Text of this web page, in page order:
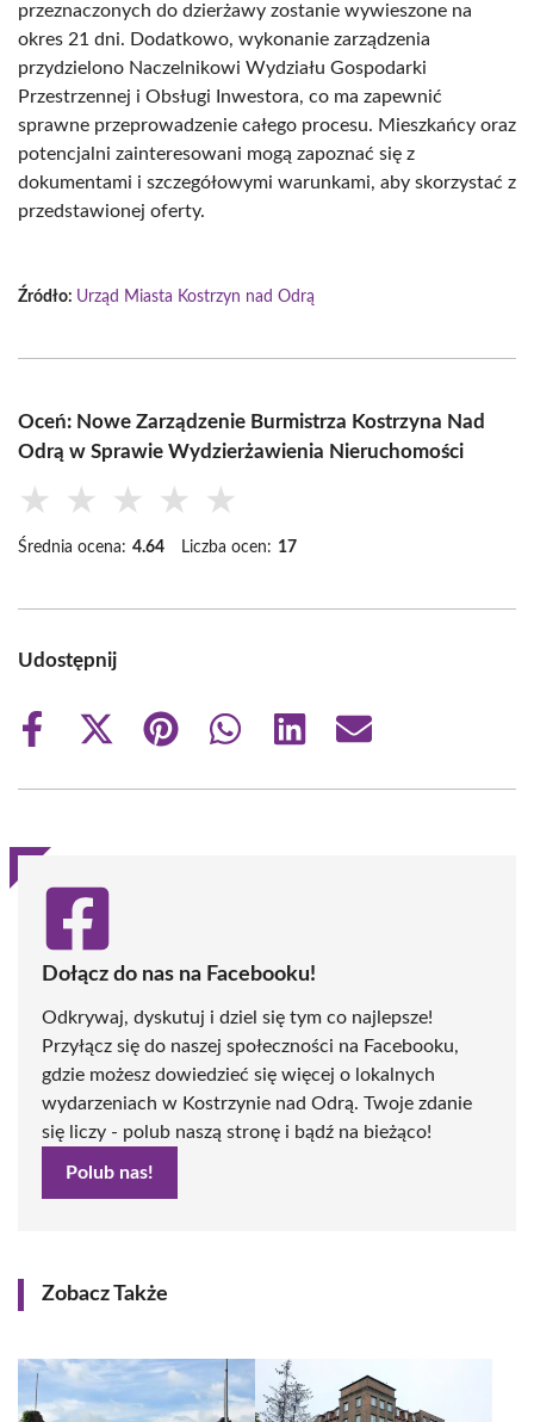
przeznaczonych do dzierżawy zostanie wywieszone na
okres 21 dni. Dodatkowo, wykonanie zarządzenia
przydzielono Naczelnikowi Wydziału Gospodarki
Przestrzennej i Obsługi Inwestora, co ma zapewnić
sprawne przeprowadzenie całego procesu. Mieszkańcy oraz
potencjalni zainteresowani mogą zapoznać się z
dokumentami i szczegółowymi warunkami, aby skorzystać z
przedstawionej oferty.
Źródło: Urząd Miasta Kostrzyn nad Odrą
Oceń: Nowe Zarządzenie Burmistrza Kostrzyna Nad
Odrą w Sprawie Wydzierżawienia Nieruchomości
★ ★ ★ ★ ★
Średnia ocena: 4.64 Liczba ocen: 17
Udostępnij
Share
Share
(Twitter)
Share
Share
Share
Share
Dołącz do nas na Facebooku!
Odkrywaj, dyskutuj i dziel się tym co najlepsze!
Przyłącz się do naszej społeczności na Facebooku,
gdzie możesz dowiedzieć się więcej o lokalnych
wydarzeniach w Kostrzynie nad Odrą. Twoje zdanie
się liczy - polub naszą stronę i bądź na bieżąco!
Polub nas!
Zobacz Także